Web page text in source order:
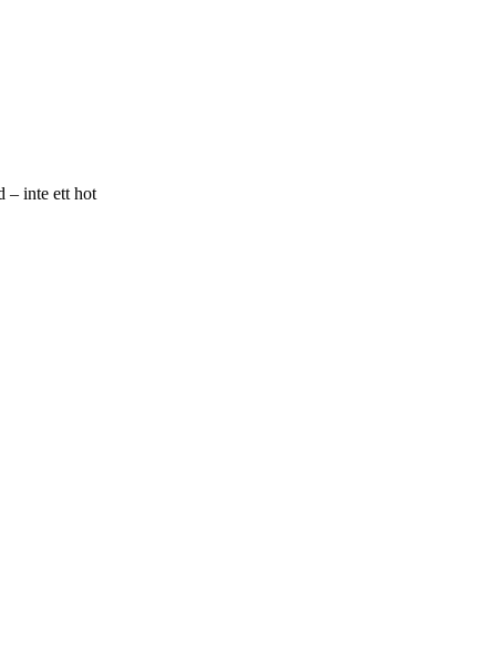
– inte ett hot